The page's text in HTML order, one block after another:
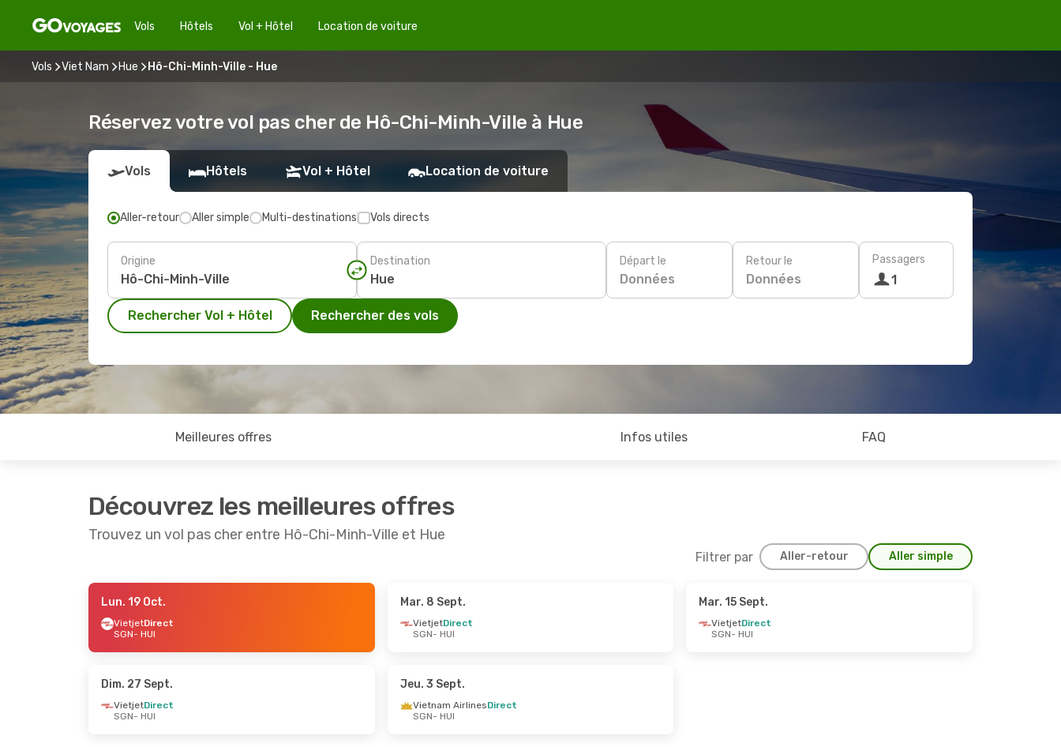
Vols Hôtels Vol + Hôtel Location de voiture
Vols Viet Nam Hue Hô-Chi-Minh-Ville - Hue
Réservez votre vol pas cher de Hô-Chi-Minh-Ville à Hue
Vols Hôtels Vol + Hôtel Location de voiture
Aller-retour Aller simple Multi-destinations Vols directs
Origine Destination Départ le
Données
Retour le
Données
Passagers
1
Rechercher Vol + Hôtel Rechercher des vols
Meilleures offres Infos utiles FAQ
Découvrez les meilleures offres
Trouvez un vol pas cher entre Hô-Chi-Minh-Ville et Hue
Filtrer par Aller-retour Aller simple
- Dim. 27 Sept.
Lun. 19 Oct.
VietjetDirect
SGN- HUI
Mar. 8 Sept.
VietjetDirect
SGN- HUI
Mar. 15 Sept.
VietjetDirect
SGN- HUI
Dim. 27 Sept.
VietjetDirect
SGN- HUI
Jeu. 3 Sept.
Vietnam AirlinesDirect
SGN- HUI